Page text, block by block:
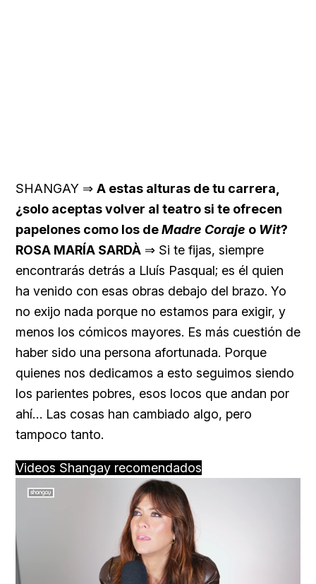
SHANGAY ⇒ A estas alturas de tu carrera,
¿solo aceptas volver al teatro si te ofrecen
papelones como los deMadre Coraje o Wit?
ROSA MARÍA SARDÀ ⇒ Si te fijas, siempre
encontrarás detrás a Lluís Pasqual; es él quien
ha venido con esas obras debajo del brazo. Yo
no exijo nada porque no estamos para exigir, y
menos los cómicos mayores. Es más cuestión de
haber sido una persona afortunada. Porque
quienes nos dedicamos a esto seguimos siendo
los parientes pobres, esos locos que andan por
ahí… Las cosas han cambiado algo, pero
tampoco tanto.
Videos Shangay recomendados